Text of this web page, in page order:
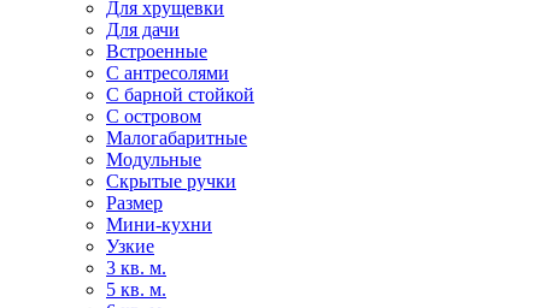
Для хрущевки
Для дачи
Встроенные
С антресолями
С барной стойкой
С островом
Малогабаритные
Модульные
Скрытые ручки
Размер
Мини-кухни
Узкие
3 кв. м.
5 кв. м.